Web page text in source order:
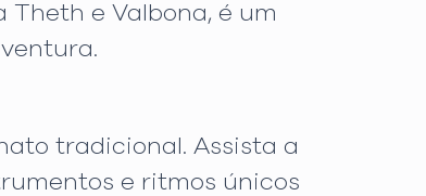
e Valbona, é um
tradicional. Assista a
e ritmos únicos